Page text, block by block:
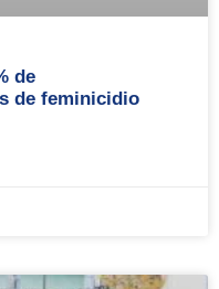
de
de feminicidio